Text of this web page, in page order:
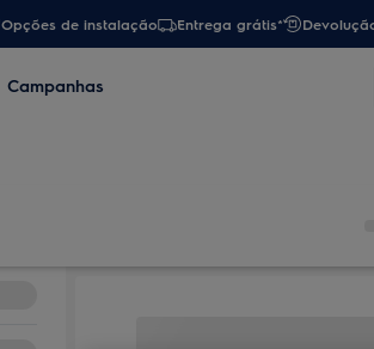
Opções de instalação Entrega grátis*
Campanhas